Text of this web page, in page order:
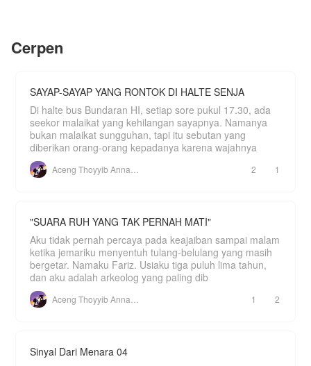
Dan putra dari Tuan Handoko, yakni Galaksi
Pramudya rupanya diam-diam menaruh hati
kepada Arsy, meskipun di awal pertemuan
mereka, Gala begitu membencinya.
Mampukah Arsy merubah takdir hidupnya dan
menerima Galaksi sebagai pendampingnya?
Cerpen
SAYAP-SAYAP YANG RONTOK DI HALTE SENJA
Di halte bus Bundaran HI, setiap sore pukul 17.30, ada
seekor malaikat yang kehilangan sayapnya. Namanya
bukan malaikat sungguhan, tapi itu sebutan yang
diberikan orang-orang kepadanya karena wajahnya
2 1
"SUARA RUH YANG TAK PERNAH MATI"
Aku tidak pernah percaya pada keajaiban sampai malam
ketika jemariku menyentuh tulang-belulang yang masih
bergetar. Namaku Fariz. Usiaku tiga puluh lima tahun,
dan aku adalah arkeolog yang paling dib
1 2
Sinyal Dari Menara 04